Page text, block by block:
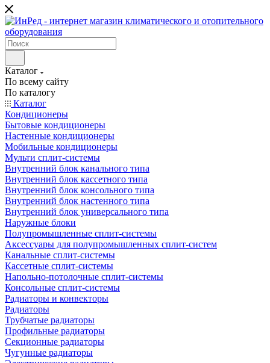
Каталог
По всему сайту
По каталогу
Каталог
Кондиционеры
Бытовые кондиционеры
Настенные кондиционеры
Мобильные кондиционеры
Мульти сплит-системы
Внутренний блок канального типа
Внутренний блок кассетного типа
Внутренний блок консольного типа
Внутренний блок настенного типа
Внутренний блок универсального типа
Наружные блоки
Полупромышленные сплит-системы
Аксессуары для полупромышленных сплит-систем
Канальные сплит-системы
Кассетные сплит-системы
Напольно-потолочные сплит-системы
Консольные сплит-системы
Радиаторы и конвекторы
Радиаторы
Трубчатые радиаторы
Профильные радиаторы
Секционные радиаторы
Чугунные радиаторы